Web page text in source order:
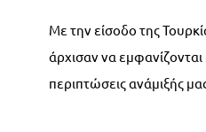
Με την είσοδο της
άρχισαν να
περιπτώσεις ανάμιξής